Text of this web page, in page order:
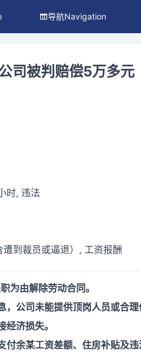
导航Navigation
司被判赔偿5万多元
时, 违法
到裁员或逼退）, 工资报酬
为由解除劳动合同。
公司未能提供顶岗人员或合理
济损失。
余某工资差额、住房补贴及